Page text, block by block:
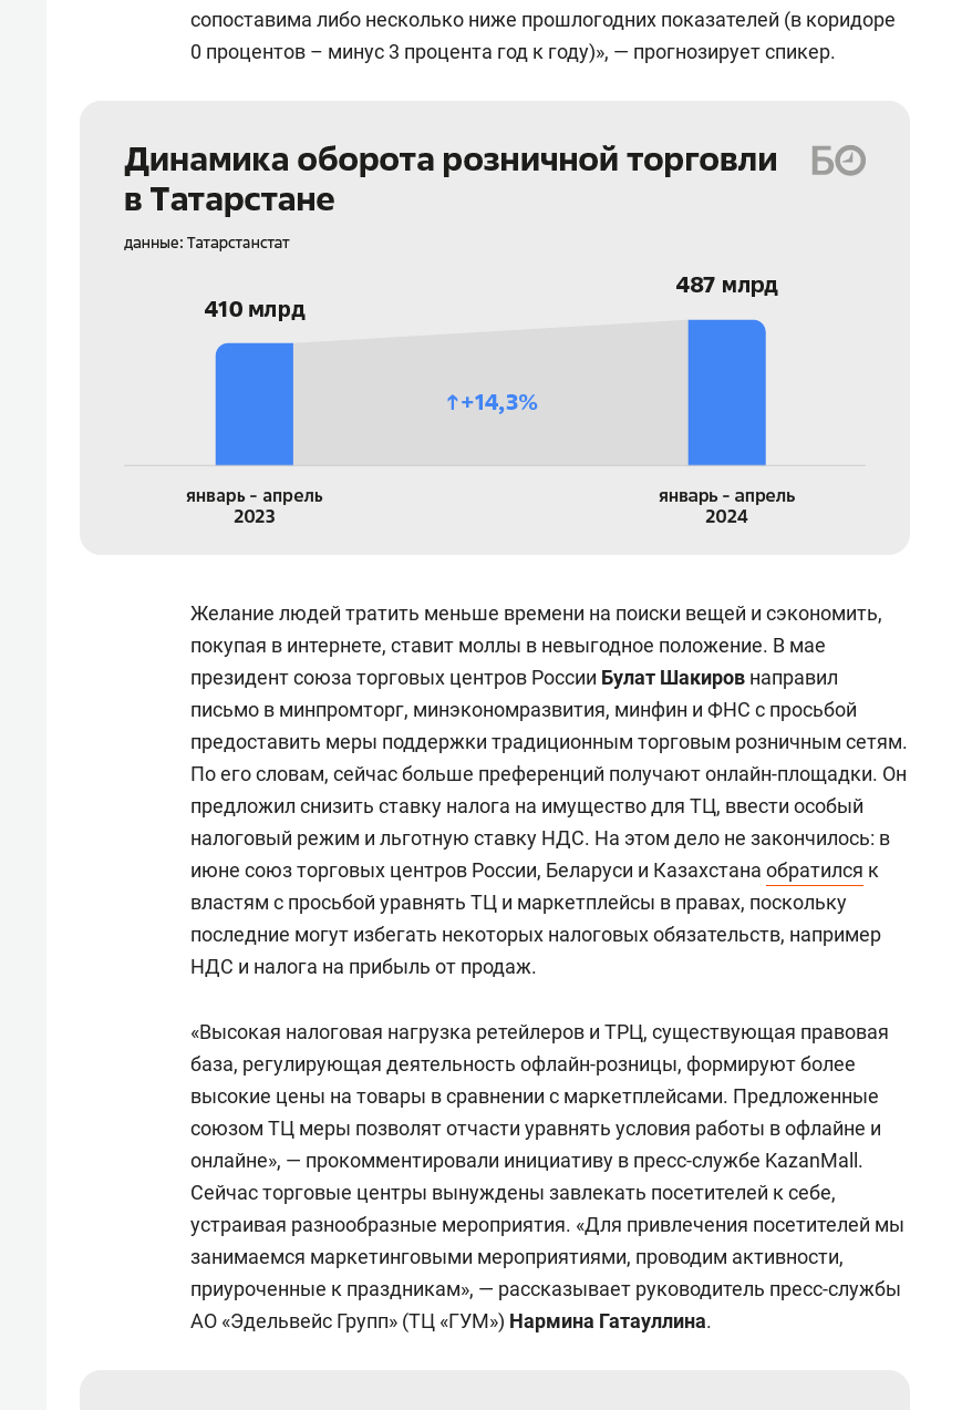
сопоставима либо несколько ниже прошлогодних показателей (в коридоре
0 процентов – минус 3 процента год к году)», — прогнозирует спикер.
Желание людей тратить меньше времени на поиски вещей и сэкономить,
покупая в интернете, ставит моллы в невыгодное положение. В мае
президент союза торговых центров России Булат Шакиров направил
письмо в минпромторг, минэкономразвития, минфин и ФНС с просьбой
предоставить меры поддержки традиционным торговым розничным сетям.
По его словам, сейчас больше преференций получают онлайн-площадки. Он
предложил снизить ставку налога на имущество для ТЦ, ввести особый
налоговый режим и льготную ставку НДС. На этом дело не закончилось: в
июне союз торговых центров России, Беларуси и Казахстана обратился к
властям с просьбой уравнять ТЦ и маркетплейсы в правах, поскольку
последние могут избегать некоторых налоговых обязательств, например
НДС и налога на прибыль от продаж.
«Высокая налоговая нагрузка ретейлеров и ТРЦ, существующая правовая
база, регулирующая деятельность офлайн-розницы, формируют более
высокие цены на товары в сравнении с маркетплейсами. Предложенные
союзом ТЦ меры позволят отчасти уравнять условия работы в офлайне и
онлайне», — прокомментировали инициативу в пресс-службе KazanMall.
Сейчас торговые центры вынуждены завлекать посетителей к себе,
устраивая разнообразные мероприятия. «Для привлечения посетителей мы
занимаемся маркетинговыми мероприятиями, проводим активности,
приуроченные к праздникам», — рассказывает руководитель пресс-службы
АО «Эдельвейс Групп» (ТЦ «ГУМ») Нармина Гатауллина.